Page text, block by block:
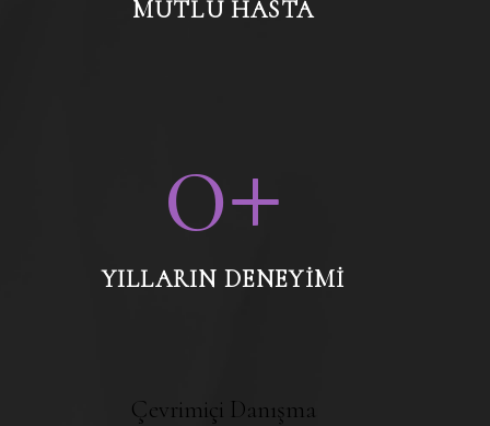
MUTLU HASTA
YILLARIN DENEYIMI
0+
Çevrimiçi Danışma